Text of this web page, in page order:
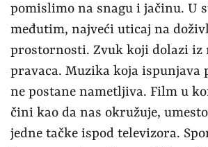
pomislimo na snagu i jačinu. U
međutim, najveći uticaj na
prostornosti. Zvuk koji dolazi
pravaca. Muzika koja ispunjava
ne postane nametljiva. Film u
čini kao da nas okružuje,
jedne tačke ispod televizora.